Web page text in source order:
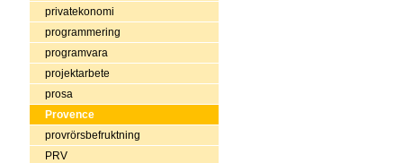
privatekonomi
programmering
programvara
projektarbete
prosa
Provence
provrörsbefruktning
PRV